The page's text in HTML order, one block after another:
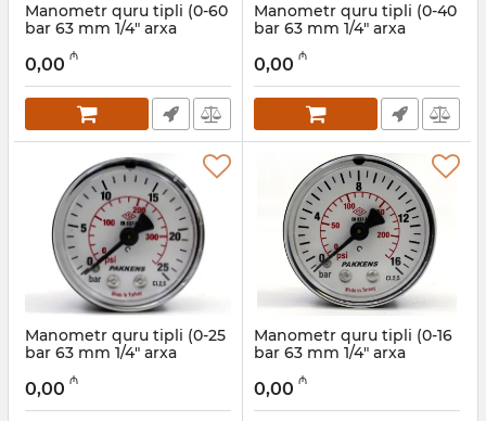
Manometr quru tipli (0-60
bar 63 mm 1/4" arxa
0631000211
Artikul: 006001206
0,00 ₼
Manometr quru tipli (0-40
bar 63 mm 1/4" arxa
0631000210
Artikul: 006001205
0,00 ₼
Manometr quru tipli (0-25
bar 63 mm 1/4" arxa
0631000209
Artikul: 006001204
0,00 ₼
Manometr quru tipli (0-16
bar 63 mm 1/4" arxa
0631000208
Artikul: 006001203
0,00 ₼